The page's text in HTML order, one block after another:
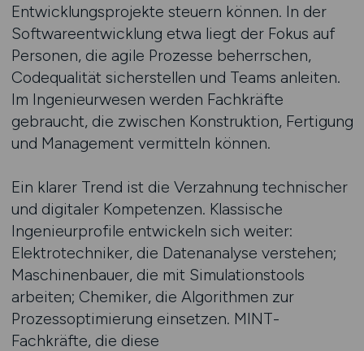
Entwicklungsprojekte steuern können. In der
Softwareentwicklung etwa liegt der Fokus auf
Personen, die agile Prozesse beherrschen,
Codequalität sicherstellen und Teams anleiten.
Im Ingenieurwesen werden Fachkräfte
gebraucht, die zwischen Konstruktion, Fertigung
und Management vermitteln können.
Ein klarer Trend ist die Verzahnung technischer
und digitaler Kompetenzen. Klassische
Ingenieurprofile entwickeln sich weiter:
Elektrotechniker, die Datenanalyse verstehen;
Maschinenbauer, die mit Simulationstools
arbeiten; Chemiker, die Algorithmen zur
Prozessoptimierung einsetzen. MINT-
Fachkräfte, die diese